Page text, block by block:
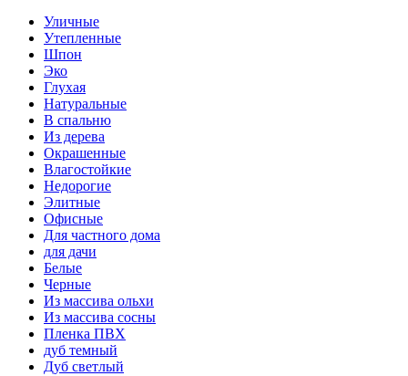
Уличные
Утепленные
Шпон
Эко
Глухая
Натуральные
В спальню
Из дерева
Окрашенные
Влагостойкие
Недорогие
Элитные
Офисные
Для частного дома
для дачи
Белые
Черные
Из массива ольхи
Из массива сосны
Пленка ПВХ
дуб темный
Дуб светлый